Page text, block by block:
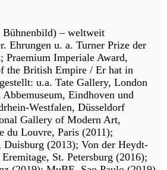
– weltweit
Ehrungen u. a. Turner Prize der
Praemium Imperiale Award,
the British Empire / Er hat in
u.a. Tate Gallery, London
Eindhoven und
Westfalen, Düsseldorf
Gallery of Modern Art,
du Louvre, Paris (2011);
(2013); Von der Heydt-
St. Petersburg (2016);